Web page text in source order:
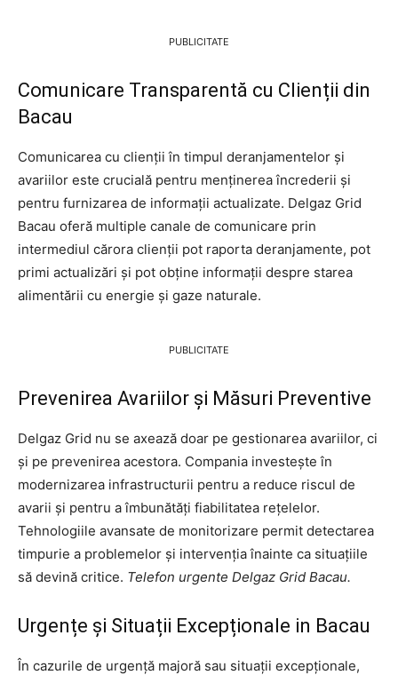
PUBLICITATE
Comunicare Transparentă cu Clienții din
Bacau
Comunicarea cu clienții în timpul deranjamentelor și
avariilor este crucială pentru menținerea încrederii și
pentru furnizarea de informații actualizate. Delgaz Grid
Bacau oferă multiple canale de comunicare prin
intermediul cărora clienții pot raporta deranjamente, pot
primi actualizări și pot obține informații despre starea
alimentării cu energie și gaze naturale.
PUBLICITATE
Prevenirea Avariilor și Măsuri Preventive
Delgaz Grid nu se axează doar pe gestionarea avariilor, ci
și pe prevenirea acestora. Compania investește în
modernizarea infrastructurii pentru a reduce riscul de
avarii și pentru a îmbunătăți fiabilitatea rețelelor.
Tehnologiile avansate de monitorizare permit detectarea
timpurie a problemelor și intervenția înainte ca situațiile
să devină critice. Telefon urgente Delgaz Grid Bacau.
Urgențe și Situații Excepționale in Bacau
În cazurile de urgență majoră sau situații excepționale,